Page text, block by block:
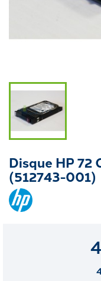
Disque HP 72
(512743-001)